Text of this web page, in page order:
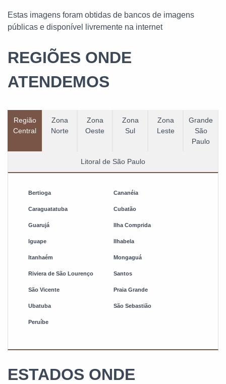
Estas imagens foram obtidas de bancos de imagens
públicas e disponível livremente na internet
REGIÕES ONDE
ATENDEMOS
Região
Central
Zona
Norte
Zona
Oeste
Zona
Sul
Zona
Leste
Grande
São
Paulo
Litoral de São Paulo
Bertioga Cananéia
Caraguatatuba Cubatão
Guarujá Ilha Comprida
Iguape Ilhabela
Itanhaém Mongaguá
Riviera de São Lourenço Santos
São Vicente Praia Grande
Ubatuba São Sebastião
Peruíbe
ESTADOS ONDE